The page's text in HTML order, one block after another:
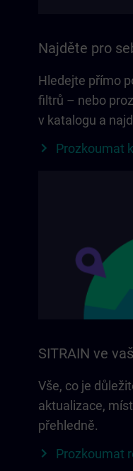
Najděte pro
Hledejte přímo
filtrů – nebo
v katalogu a
Prozkoumat
SITRAIN ve
Vše, co je
aktualizace,
přehledně.
Prozkoumat